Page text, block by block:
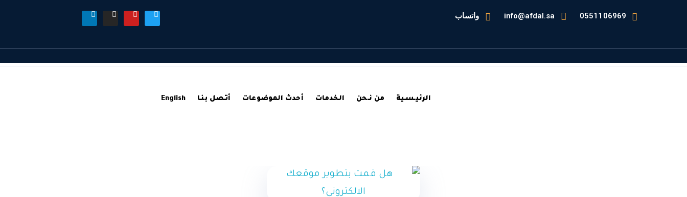
0551106969
info@afdal.sa واتساب
الرئيـسـية من نـحن الخدمات أحدث الموضوعات أتـصل بنـا English